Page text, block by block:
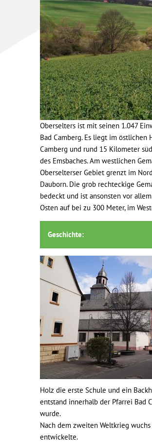
Oberselters ist mit seinen 1.047
Bad Camberg. Es liegt im
Camberg und rund 15 Kilometer
des Emsbaches. Am westlichen
Oberselterser Gebiet grenzt im
Dauborn. Die grob rechteckige
bedeckt und ist ansonsten vor
Osten auf bei zu 300 Meter, im
Geschichte:
Holz die erste Schule und ein
entstand innerhalb der Pfarrei Bad
wurde.
Nach dem zweiten Weltkrieg
entwickelte.